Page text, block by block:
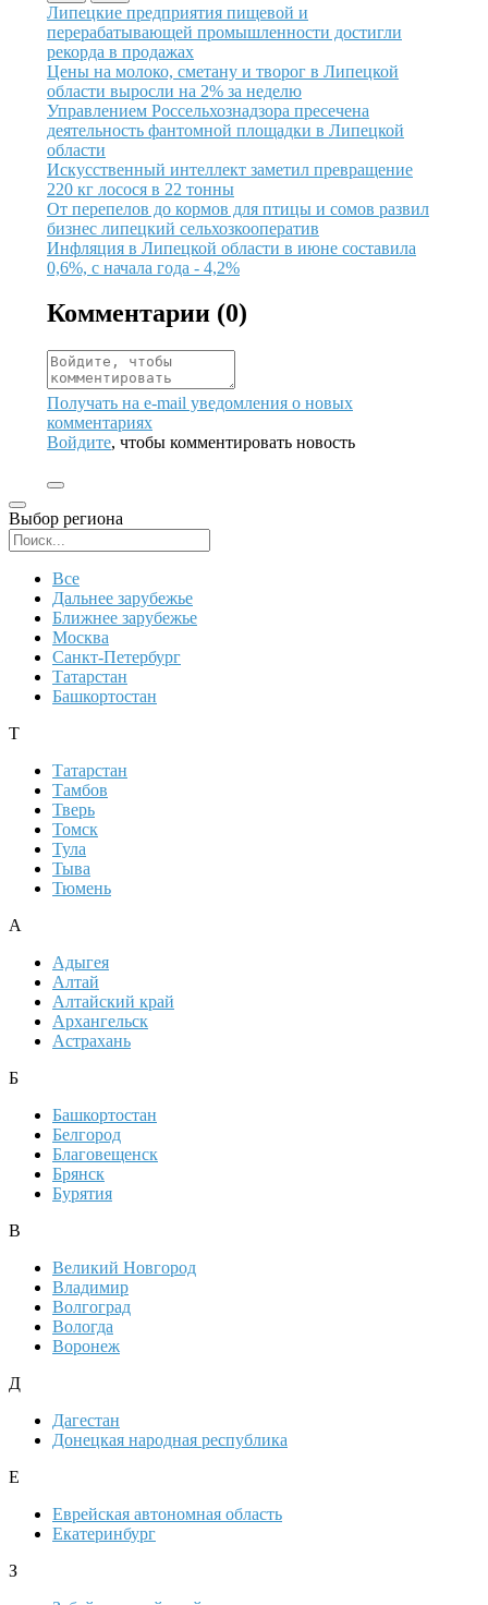
Иллюстрация новости
Липецкие предприятия пищевой и
перерабатывающей промышленности достигли
рекорда в продажах
Иллюстрация новости
Цены на молоко, сметану и творог в Липецкой
области выросли на 2% за неделю
Иллюстрация новости
Управлением Россельхознадзора пресечена
деятельность фантомной площадки в Липецкой
области
Иллюстрация новости
Искусственный интеллект заметил превращение
220 кг лосося в 22 тонны
Иллюстрация новости
От перепелов до кормов для птицы и сомов развил
бизнес липецкий сельхозкооператив
Иллюстрация новости
Инфляция в Липецкой области в июне составила
0,6%, с начала года - 4,2%
Комментарии (0)
Получать на e‑mail уведомления о новых
комментариях
Войдите, чтобы комментировать новость
Выбор региона
Все
Дальнее зарубежье
Ближнее зарубежье
Москва
Санкт-Петербург
Татарстан
Башкортостан
Т
Татарстан
Тамбов
Тверь
Томск
Тула
Тыва
Тюмень
А
Адыгея
Алтай
Алтайский край
Архангельск
Астрахань
Б
Башкортостан
Белгород
Благовещенск
Брянск
Бурятия
В
Великий Новгород
Владимир
Волгоград
Вологда
Воронеж
Д
Дагестан
Донецкая народная республика
Е
Еврейская автономная область
Екатеринбург
З